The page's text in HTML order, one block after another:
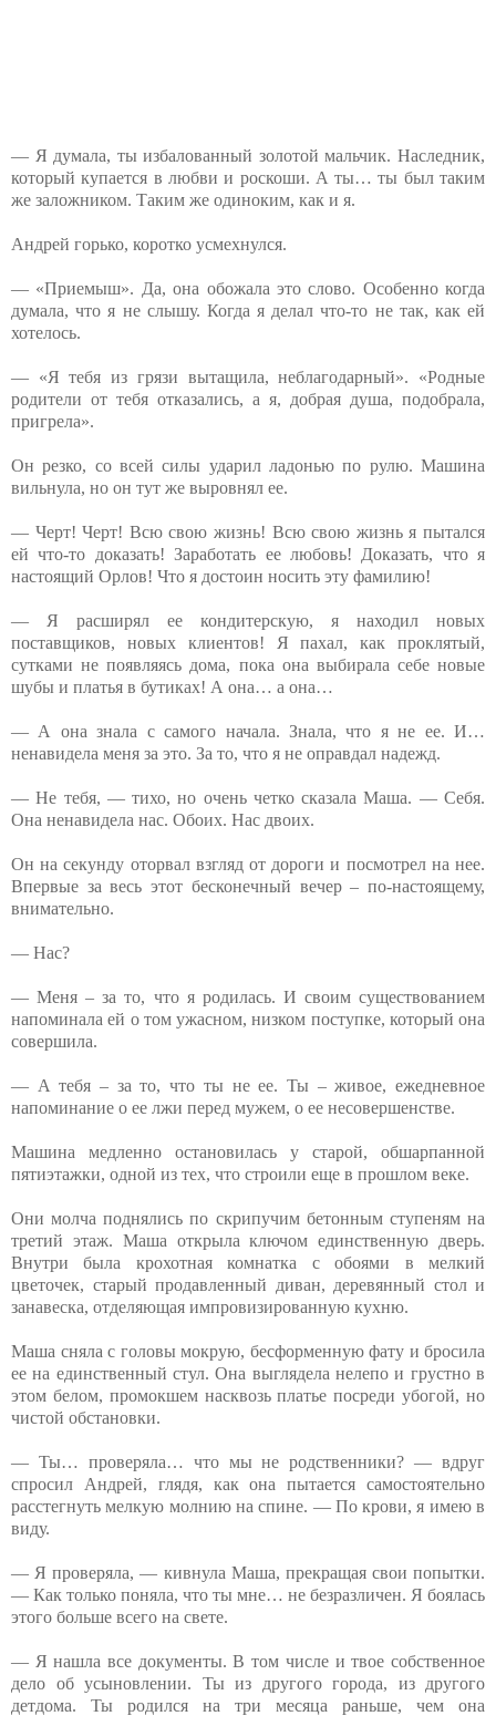
— Я думала, ты избалованный золотой мальчик. Наследник,
который купается в любви и роскоши. А ты… ты был таким
же заложником. Таким же одиноким, как и я.
Андрей горько, коротко усмехнулся.
— «Приемыш». Да, она обожала это слово. Особенно когда
думала, что я не слышу. Когда я делал что-то не так, как ей
хотелось.
— «Я тебя из грязи вытащила, неблагодарный». «Родные
родители от тебя отказались, а я, добрая душа, подобрала,
пригрела».
Он резко, со всей силы ударил ладонью по рулю. Машина
вильнула, но он тут же выровнял ее.
— Черт! Черт! Всю свою жизнь! Всю свою жизнь я пытался
ей что-то доказать! Заработать ее любовь! Доказать, что я
настоящий Орлов! Что я достоин носить эту фамилию!
— Я расширял ее кондитерскую, я находил новых
поставщиков, новых клиентов! Я пахал, как проклятый,
сутками не появляясь дома, пока она выбирала себе новые
шубы и платья в бутиках! А она… а она…
— А она знала с самого начала. Знала, что я не ее. И…
ненавидела меня за это. За то, что я не оправдал надежд.
— Не тебя, — тихо, но очень четко сказала Маша. — Себя.
Она ненавидела нас. Обоих. Нас двоих.
Он на секунду оторвал взгляд от дороги и посмотрел на нее.
Впервые за весь этот бесконечный вечер – по-настоящему,
внимательно.
— Нас?
— Меня – за то, что я родилась. И своим существованием
напоминала ей о том ужасном, низком поступке, который она
совершила.
— А тебя – за то, что ты не ее. Ты – живое, ежедневное
напоминание о ее лжи перед мужем, о ее несовершенстве.
Машина медленно остановилась у старой, обшарпанной
пятиэтажки, одной из тех, что строили еще в прошлом веке.
Они молча поднялись по скрипучим бетонным ступеням на
третий этаж. Маша открыла ключом единственную дверь.
Внутри была крохотная комнатка с обоями в мелкий
цветочек, старый продавленный диван, деревянный стол и
занавеска, отделяющая импровизированную кухню.
Маша сняла с головы мокрую, бесформенную фату и бросила
ее на единственный стул. Она выглядела нелепо и грустно в
этом белом, промокшем насквозь платье посреди убогой, но
чистой обстановки.
— Ты… проверяла… что мы не родственники? — вдруг
спросил Андрей, глядя, как она пытается самостоятельно
расстегнуть мелкую молнию на спине. — По крови, я имею в
виду.
— Я проверяла, — кивнула Маша, прекращая свои попытки.
— Как только поняла, что ты мне… не безразличен. Я боялась
этого больше всего на свете.
— Я нашла все документы. В том числе и твое собственное
дело об усыновлении. Ты из другого города, из другого
детдома. Ты родился на три месяца раньше, чем она